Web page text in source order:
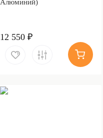
Алюминий)
12 550 ₽